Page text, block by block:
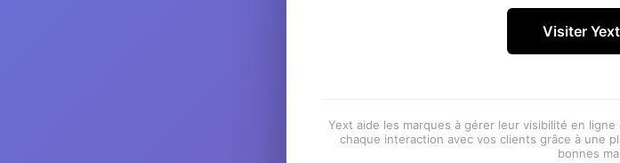
Visiter
Yext aide les marques à gérer leur visibilité en
chaque interaction avec vos clients grâce à une
bonnes